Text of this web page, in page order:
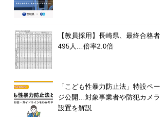
【教員採用】長崎県、最終合格者
495人…倍率2.0倍
「こども性暴力防止法」特設ペー
ジ公開…対象事業者や防犯カメラ
設置を解説